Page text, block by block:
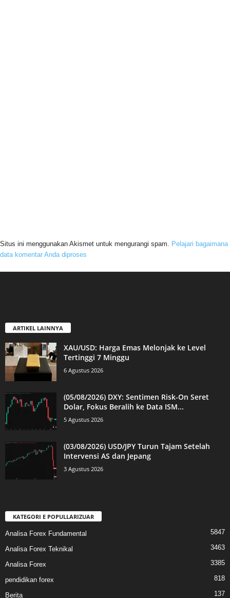
Situs ini menggunakan Akismet untuk mengurangi spam. Pelajari bagaimana
data komentar Anda diproses
ARTIKEL LAINNYA
XAU/USD: Harga Emas Melonjak ke Level
Tertinggi 7 Minggu
6 Agustus 2026
(05/08/2026) DXY: Sentimen Risk-On Seret
Dolar, Fokus Beralih ke Data ISM...
5 Agustus 2026
(03/08/2026) USD/JPY Turun Tajam Setelah
Intervensi AS dan Jepang
3 Agustus 2026
KATEGORI E POPULLARIZUAR
Analisa Forex Fundamental 5847
Analisa Forex Teknikal 3463
Analisa Forex 3385
pendidikan forex 818
Berita 137